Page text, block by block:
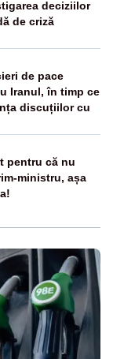
deciziilor
de criză
de pace
Iranul, în timp ce
discuțiilor cu
pentru că nu
ministru, așa